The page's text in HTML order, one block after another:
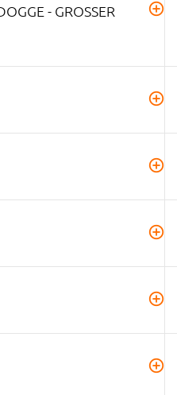
- GROSSER R